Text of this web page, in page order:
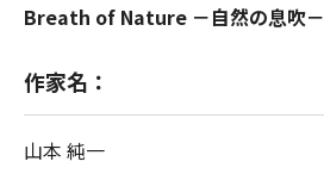
Breath of Nature －自然の息吹－
作家名：
山本 純一